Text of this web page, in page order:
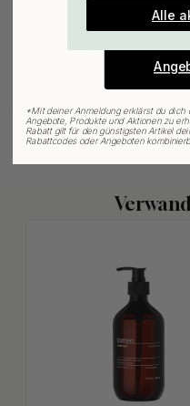
3M-
Seife - Gebürsteter Edelstahl
Alle
*Mit deiner Anmeldung erklärst du
Angebote, Produkte und Aktionen zu
Rabatt gilt für den günstigsten Artikel
Rabattcodes oder Angeboten